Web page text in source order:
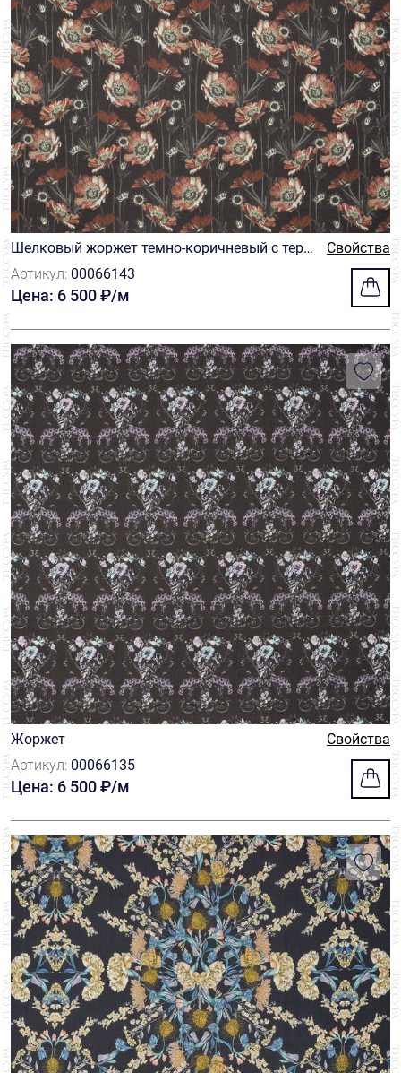
Шелковый жоржет темно-коричневый с терр
акотовыми цветами и длинными зелеными
стеблями
Свойства
Артикул: 00066143
Цена: 6 500 ₽/м
Жоржет
Свойства
Артикул: 00066135
Цена: 6 500 ₽/м